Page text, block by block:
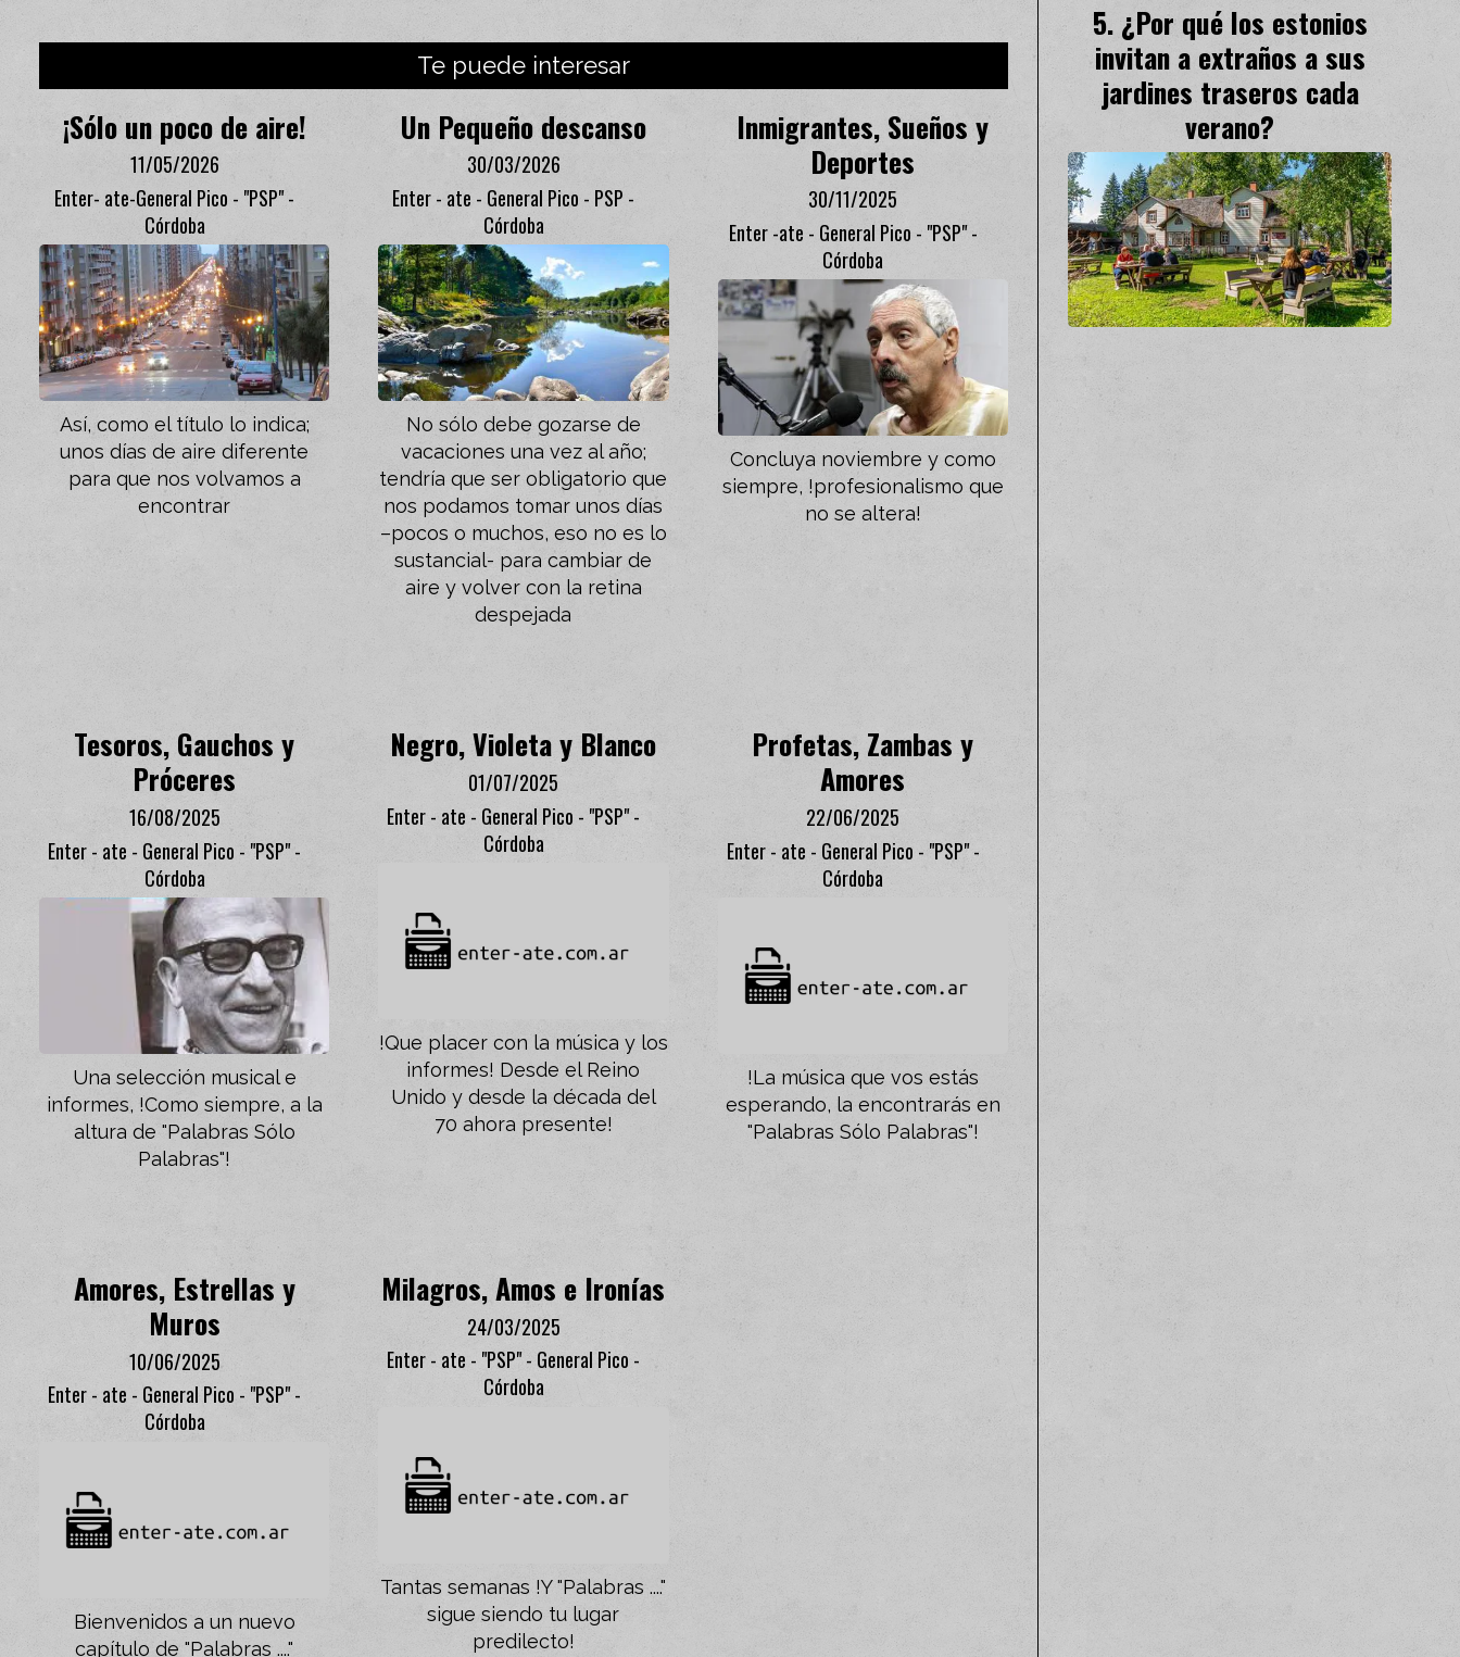
Te puede interesar
¡Sólo un poco de aire!
Enter- ate-General Pico - "PSP" -
Córdoba
11/05/2026
Así, como el título lo indica;
unos días de aire diferente
para que nos volvamos a
encontrar
Un Pequeño descanso
Enter - ate - General Pico - PSP -
Córdoba
30/03/2026
No sólo debe gozarse de
vacaciones una vez al año;
tendría que ser obligatorio que
nos podamos tomar unos días
–pocos o muchos, eso no es lo
sustancial- para cambiar de
aire y volver con la retina
despejada
Inmigrantes, Sueños y
Deportes
Enter -ate - General Pico - "PSP" -
Córdoba
30/11/2025
Concluya noviembre y como
siempre, !profesionalismo que
no se altera!
Tesoros, Gauchos y
Próceres
Enter - ate - General Pico - "PSP" -
Córdoba
16/08/2025
Una selección musical e
informes, !Como siempre, a la
altura de "Palabras Sólo
Palabras"!
Negro, Violeta y Blanco
Enter - ate - General Pico - "PSP" -
Córdoba
01/07/2025
!Que placer con la música y los
informes! Desde el Reino
Unido y desde la década del
70 ahora presente!
Profetas, Zambas y
Amores
Enter - ate - General Pico - "PSP" -
Córdoba
22/06/2025
!La música que vos estás
esperando, la encontrarás en
"Palabras Sólo Palabras"!
Amores, Estrellas y
Muros
Enter - ate - General Pico - "PSP" -
Córdoba
10/06/2025
Bienvenidos a un nuevo
capítulo de "Palabras ...."
Milagros, Amos e Ironías
Enter - ate - "PSP" - General Pico -
Córdoba
24/03/2025
Tantas semanas !Y "Palabras ...."
sigue siendo tu lugar
predilecto!
¿Por qué los estonios
invitan a extraños a sus
jardines traseros cada
verano?